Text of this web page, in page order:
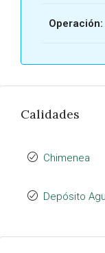
Operación:
Calidades
Chimenea
Depósito